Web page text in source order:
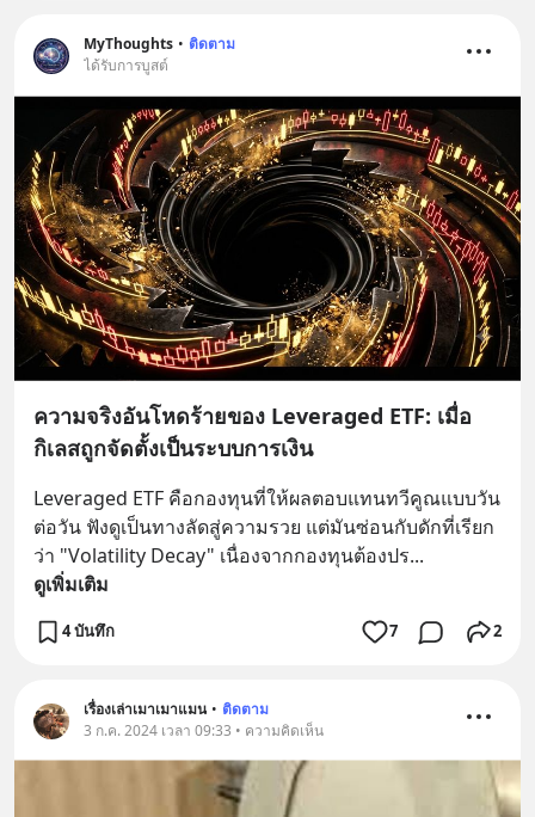
MyThoughts • ติดตาม
ได้รับการบูสต์
ความจริงอันโหดร้ายของ Leveraged ETF: เมื่อ
กิเลสถูกจัดตั้งเป็นระบบการเงิน
Leveraged ETF คือกองทุนที่ให้ผลตอบแทนทวีคูณแบบวัน
ต่อวัน ฟังดูเป็นทางลัดสู่ความรวย แต่มันซ่อนกับดักที่เรียก
ว่า "Volatility Decay" เนื่องจากกองทุนต้องปร...
ดูเพิ่มเติม
4 บันทึก 7 2
เรื่องเล่าเมาเมาแมน • ติดตาม
3 ก.ค. 2024 เวลา 09:33 • ความคิดเห็น